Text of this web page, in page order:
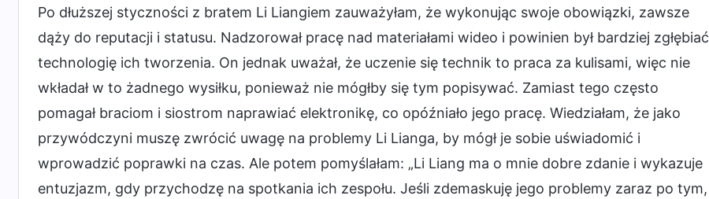
Po dłuższej styczności z bratem Li Liangiem zauważyłam, że wykonując swoje obowiązki, zawsze
dąży do reputacji i statusu. Nadzorował pracę nad materiałami wideo i powinien był bardziej zgłębiać
technologię ich tworzenia. On jednak uważał, że uczenie się technik to praca za kulisami, więc nie
wkładał w to żadnego wysiłku, ponieważ nie mógłby się tym popisywać. Zamiast tego często
pomagał braciom i siostrom naprawiać elektronikę, co opóźniało jego pracę. Wiedziałam, że jako
przywódczyni muszę zwrócić uwagę na problemy Li Lianga, by mógł je sobie uświadomić i
wprowadzić poprawki na czas. Ale potem pomyślałam: „Li Liang ma o mnie dobre zdanie i wykazuje
entuzjazm, gdy przychodzę na spotkania ich zespołu. Jeśli zdemaskuję jego problemy zaraz po tym,